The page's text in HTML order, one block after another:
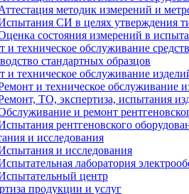
методик измерений и
СИ в целях утверждения
состояния измерений в
и техническое обслуживание
стандартных образцов
и техническое обслуживание
и техническое обслуживание
ТО, экспертиза, испытания
и ремонт
рентгеновского
и исследования
и исследования
лаборатория
центр
продукции и услуг